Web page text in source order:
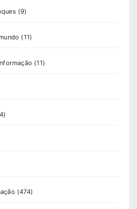
(9)
(11)
(11)
(474)